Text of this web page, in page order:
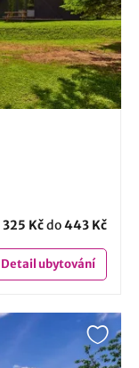
325 Kčdo443 Kč
Detailubytování